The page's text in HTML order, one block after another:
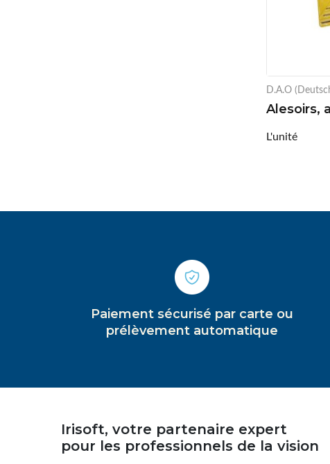
D.A.O
Alesoirs,
L'unité
Paiement sécurisé par carte ou
prélèvement automatique
Irisoft, votre partenaire expert
pour les professionnels de la vision